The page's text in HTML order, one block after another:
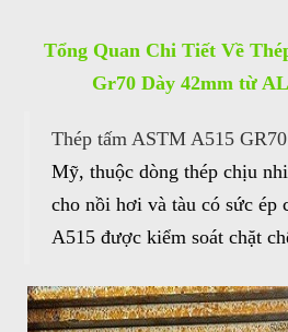
Tổng Quan Chi Tiết Về
Gr70 Dày 42mm từ
Thép tấm ASTM A515 GR70
Mỹ, thuộc dòng thép chịu
cho nồi hơi và tàu có sức ép
A515 được kiểm soát chặt